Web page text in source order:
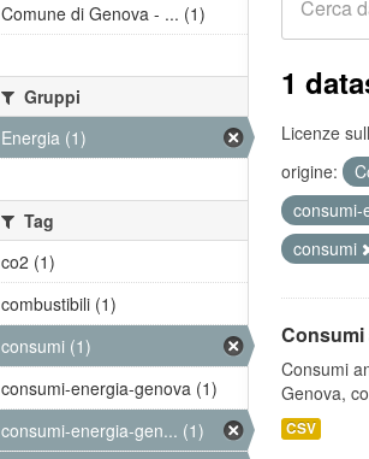
1
Licenze
origine:
consumi-
consumi
Consumi
Consumi
Genova,
CSV
Comune di Genova - ... (1)
Gruppi
Energia (1)
Tag
co2 (1)
combustibili (1)
consumi (1)
consumi-energia-genova (1)
consumi-energia-gen... (1)